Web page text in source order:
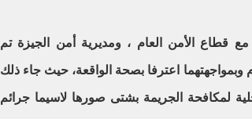
قطاع الأمن العام ، ومديرية أمن الجيزة تم
اعترفا بصحة الواقعة، حيث جاء ذلك
لمكافحة الجريمة بشتى صورها لاسيما جرائم